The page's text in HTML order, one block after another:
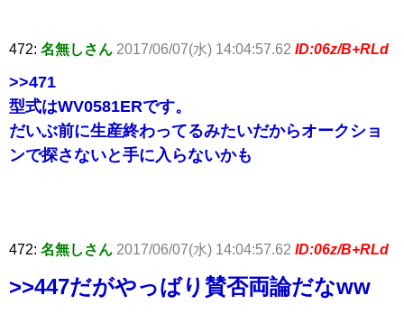
472: 名無しさん 2017/06/07(水) 14:04:57.62 ID:06z/B+RLd
>>471
型式はWV0581ERです。
だいぶ前に生産終わってるみたいだからオークショ
ンで探さないと手に入らないかも
472: 名無しさん 2017/06/07(水) 14:04:57.62 ID:06z/B+RLd
>>447だがやっばり賛否両論だなww